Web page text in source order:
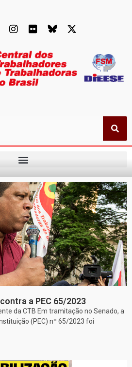
a PEC 65/2023
da CTB Em tramitação no Senado, a
(PEC) nº 65/2023 foi